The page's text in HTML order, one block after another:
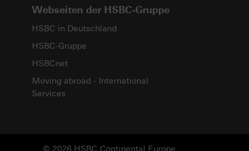
Webseiten der HSBC-Gruppe
HSBC in Deutschland
HSBC-Gruppe
HSBCnet
Moving abroad - International
Services
© 2026 HSBC Continental Europe